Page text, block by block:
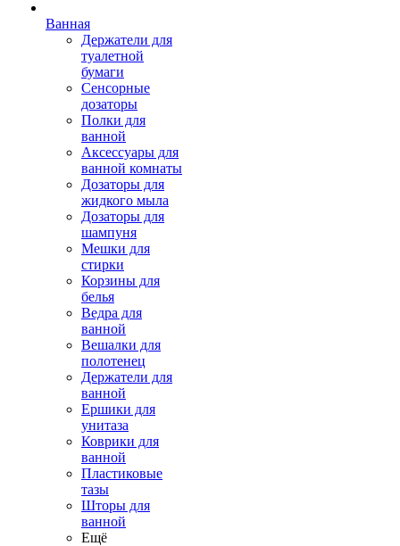
Ванная
Держатели для
туалетной
бумаги
Сенсорные
дозаторы
Полки для
ванной
Аксессуары для
ванной комнаты
Дозаторы для
жидкого мыла
Дозаторы для
шампуня
Мешки для
стирки
Корзины для
белья
Ведра для
ванной
Вешалки для
полотенец
Держатели для
ванной
Ершики для
унитаза
Коврики для
ванной
Пластиковые
тазы
Шторы для
ванной
Ещё